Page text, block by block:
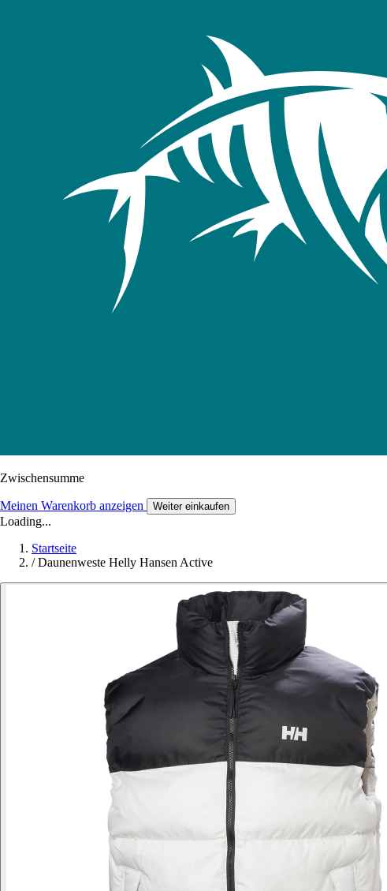
Zwischensumme
Meinen Warenkorb anzeigen Weiter einkaufen
Loading...
Startseite
/ Daunenweste Helly Hansen Active